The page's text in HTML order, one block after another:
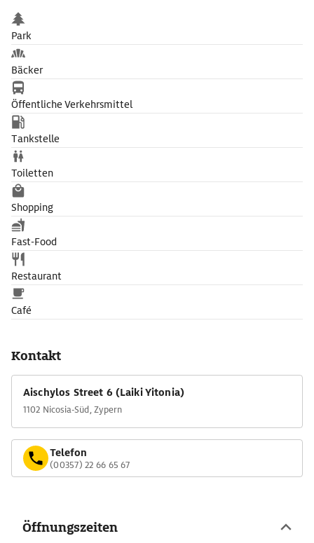
Park
Bäcker
Öffentliche Verkehrsmittel
Tankstelle
Toiletten
Shopping
Fast-Food
Restaurant
Café
Kontakt
Aischylos Street 6 (Laiki Yitonia)
1102 Nicosia-Süd, Zypern
Telefon
(00357) 22 66 65 67
Öffnungszeiten